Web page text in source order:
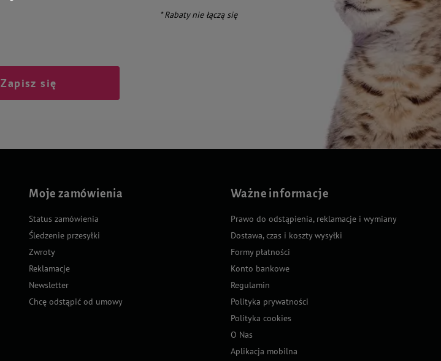
* Rabaty nie łączą się
Zapisz się
Moje zamówienia
Status zamówienia
Śledzenie przesyłki
Zwroty
Reklamacje
Newsletter
Chcę odstąpić od umowy
Ważne informacje
Prawo do odstąpienia, reklamacje i wymiany
Dostawa, czas i koszty wysyłki
Formy płatności
Konto bankowe
Regulamin
Polityka prywatności
Polityka cookies
O Nas
Aplikacja mobilna